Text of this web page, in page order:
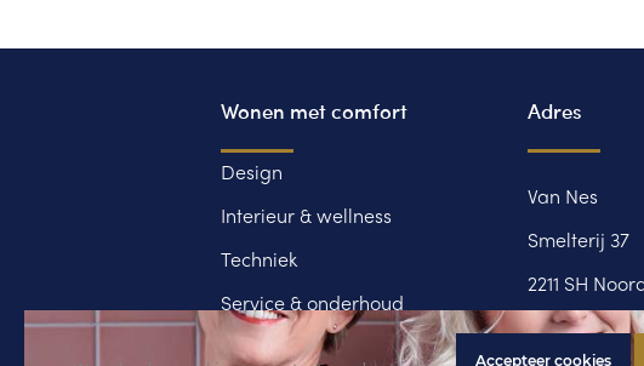
Wonen met comfort
Design
Interieur & wellness
Techniek
Service & onderhoud
Bezoek het inspiratiehuis
Adres
Van Nes
Smelterij 37
2211 SH
0252 37 64
Accepteer cookies